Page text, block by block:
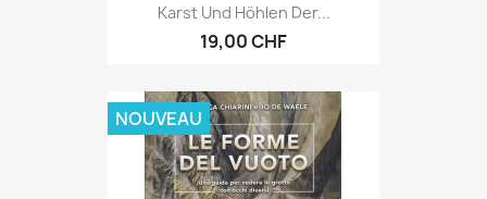
Karst Und Höhlen Der...
19,00 CHF
NOUVEAU